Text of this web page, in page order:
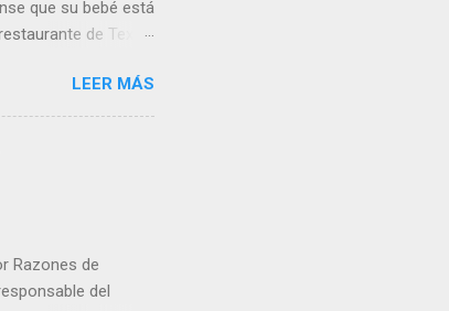
que su bebé está
de Texas
en el IMSS?,
algo?, yo creo que
así de que, 'por
vínculos y las
LEER MÁS
Razones de
del